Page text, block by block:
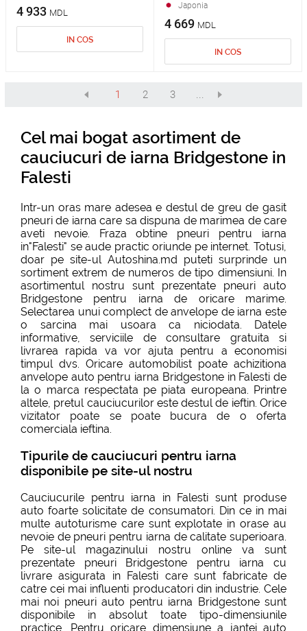
4 933 MDL
IN COS
Japonia
4 669 MDL
IN COS
1 2 3 ...
Cel mai bogat asortiment de
cauciucuri de iarna Bridgestone in
Falesti
Intr-un oras mare adesea e destul de greu de gasit
pneuri de iarna care sa dispuna de marimea de care
aveti nevoie. Fraza obtine pneuri pentru iarna
in"Falesti" se aude practic oriunde pe internet. Totusi,
doar pe site-ul Autoshina.md puteti surprinde un
sortiment extrem de numeros de tipo dimensiuni. In
asortimentul nostru sunt prezentate pneuri auto
Bridgestone pentru iarna de oricare marime.
Selectarea unui complect de anvelope de iarna este
o sarcina mai usoara ca niciodata. Datele
informative, serviciile de consultare gratuita si
livrarea rapida va vor ajuta pentru a economisi
timpul dvs. Oricare automobilist poate achizitiona
anvelope auto pentru iarna Bridgestone in Falesti de
la o marca respectata pe piata europeana. Printre
altele, pretul cauciucurilor este destul de ieftin. Orice
vizitator poate se poate bucura de o oferta
comerciala ieftina.
Tipurile de cauciucuri pentru iarna
disponibile pe site-ul nostru
Cauciucurile pentru iarna in Falesti sunt produse
auto foarte solicitate de consumatori. Din ce in mai
multe autoturisme care sunt explotate in orase au
nevoie de pneuri pentru iarna de calitate superioara.
Pe site-ul magazinului nostru online va sunt
prezentate pneuri Bridgestone pentru iarna cu
livrare asigurata in Falesti care sunt fabricate de
catre cei mai influenti producatori din industrie. Cele
mai noi pneuri auto pentru iarna Bridgestone sunt
disponibile in absolut toate tipo-dimensiunile
practice. Pentru oricare dimensiune a jantei auto